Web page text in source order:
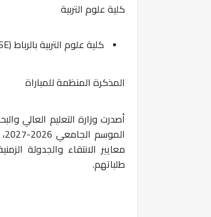
كلية علوم التربية
كلية علوم التربية بالرباط (FSE)
المذكرة المنظمة للمباراة
أصدرت وزارة التعليم العالي
الموسم الجامعي 2026-2027
معايير الانتقاء والجدولة
طلباتهم.